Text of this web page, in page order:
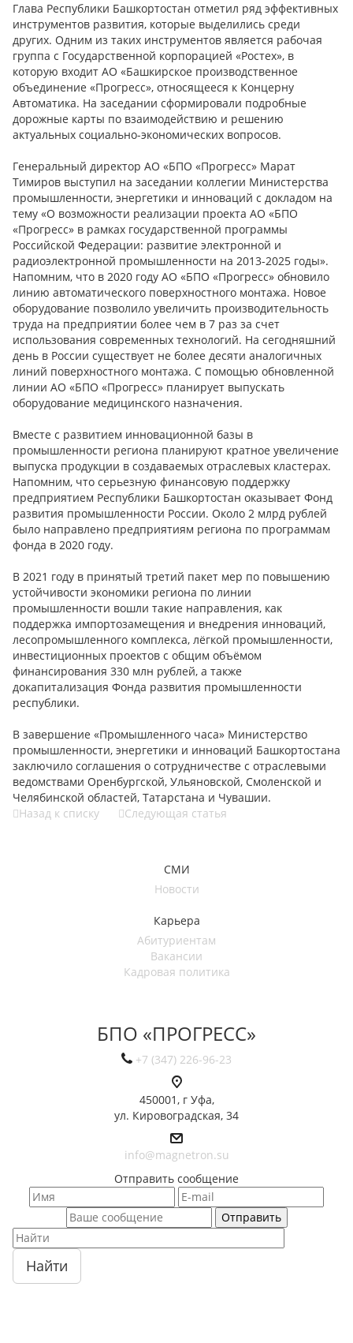
Глава Республики Башкортостан отметил ряд эффективных
инструментов развития, которые выделились среди
других. Одним из таких инструментов является рабочая
группа с Государственной корпорацией «Ростех», в
которую входит АО «Башкирское производственное
объединение «Прогресс», относящееся к Концерну
Автоматика. На заседании сформировали подробные
дорожные карты по взаимодействию и решению
актуальных социально-экономических вопросов.
Генеральный директор АО «БПО «Прогресс» Марат
Тимиров выступил на заседании коллегии Министерства
промышленности, энергетики и инноваций с докладом на
тему «О возможности реализации проекта АО «БПО
«Прогресс» в рамках государственной программы
Российской Федерации: развитие электронной и
радиоэлектронной промышленности на 2013-2025 годы».
Напомним, что в 2020 году АО «БПО «Прогресс» обновило
линию автоматического поверхностного монтажа. Новое
оборудование позволило увеличить производительность
труда на предприятии более чем в 7 раз за счет
использования современных технологий. На сегодняшний
день в России существует не более десяти аналогичных
линий поверхностного монтажа. С помощью обновленной
линии АО «БПО «Прогресс» планирует выпускать
оборудование медицинского назначения.
Вместе с развитием инновационной базы в
промышленности региона планируют кратное увеличение
выпуска продукции в создаваемых отраслевых кластерах.
Напомним, что серьезную финансовую поддержку
предприятием Республики Башкортостан оказывает Фонд
развития промышленности России. Около 2 млрд рублей
было направлено предприятиям региона по программам
фонда в 2020 году.
В 2021 году в принятый третий пакет мер по повышению
устойчивости экономики региона по линии
промышленности вошли такие направления, как
поддержка импортозамещения и внедрения инноваций,
лесопромышленного комплекса, лёгкой промышленности,
инвестиционных проектов с общим объёмом
финансирования 330 млн рублей, а также
докапитализация Фонда развития промышленности
республики.
В завершение «Промышленного часа» Министерство
промышленности, энергетики и инноваций Башкортостана
заключило соглашения о сотрудничестве с отраслевыми
ведомствами Оренбургской, Ульяновской, Смоленской и
Челябинской областей, Татарстана и Чувашии.
Назад к списку
Следующая статья
СМИ
Новости
Карьера
Абитуриентам
Вакансии
Кадровая политика
БПО «ПРОГРЕСС»
+7 (347) 226-96-23
450001, г Уфа,
ул. Кировоградская, 34
info@magnetron.su
Отправить сообщение
Найти